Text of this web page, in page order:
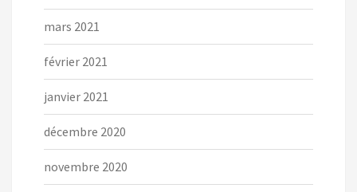
mars 2021
février 2021
janvier 2021
décembre 2020
novembre 2020